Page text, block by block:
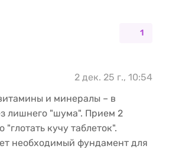
1
2 дек. 25 г., 10:54
и минералы – в
лишнего "шума". Прием 2
кучу таблеток".
необходимый фундамент для